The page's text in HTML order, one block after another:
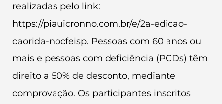
realizadas pelo link:
https://piauicronno.com.br/e/2a-edicao-
caorida-nocfeisp. Pessoas com 60 anos ou
mais e pessoas com deficiência (PCDs) têm
direito a 50% de desconto, mediante
comprovação. Os participantes inscritos